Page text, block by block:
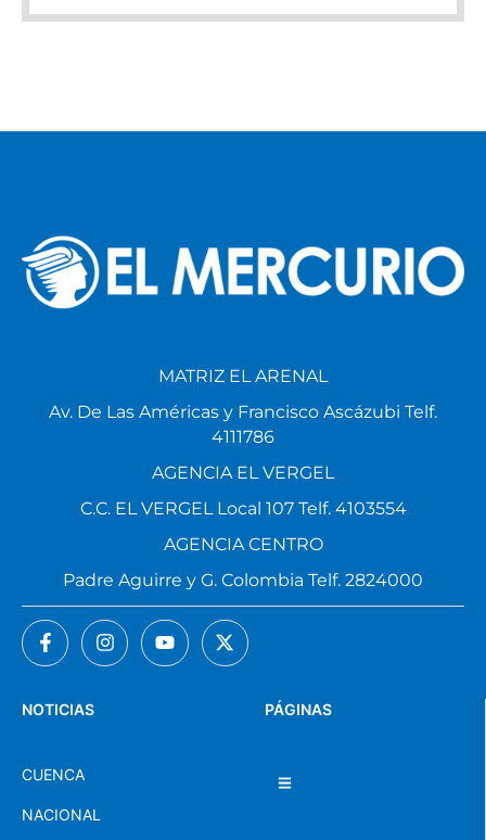
PÁGINAS
NOTICIAS
CUENCA
NACIONAL
MATRIZ EL ARENAL
Av. De Las Américas y Francisco Ascázubi Telf.
4111786
AGENCIA EL VERGEL
C.C. EL VERGEL Local 107 Telf. 4103554
AGENCIA CENTRO
Padre Aguirre y G. Colombia Telf. 2824000